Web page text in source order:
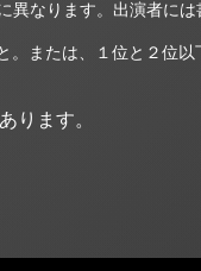
異なります。出演者に
または、１位と２位以
ります。